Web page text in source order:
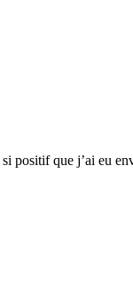
positif que j’ai eu